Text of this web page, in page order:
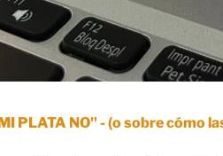
PLATA NO" - (o sobre cómo